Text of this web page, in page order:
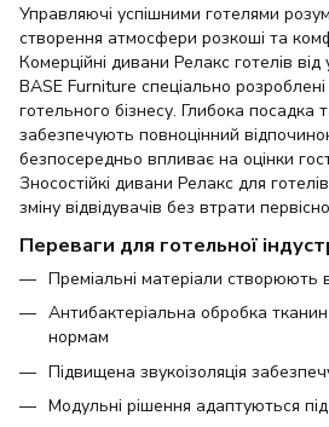
Управляючі успішними готелями
створення атмосфери розкоші та
Комерційні дивани Релакс готелів
BASE Furniture спеціально
готельного бізнесу. Глибока посадка
забезпечують повноцінний
безпосередньо впливає на оцінки
Зносостійкі дивани Релакс для
зміну відвідувачів без втрати
Переваги для готельної
Преміальні матеріали створюють
Антибактеріальна обробка тканин
нормам
Підвищена звукоізоляція
Модульні рішення адаптуються